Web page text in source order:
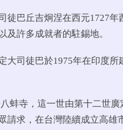
徒巴丘吉炯涅在西元1727
及許多成就者的駐錫地。
大司徒巴於1975年在印度
蚌寺，這一世由第十二世
請求，在台灣陸續成立高雄